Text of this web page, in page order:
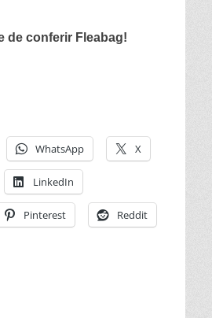
de conferir Fleabag!
WhatsApp X
LinkedIn
Pinterest Reddit